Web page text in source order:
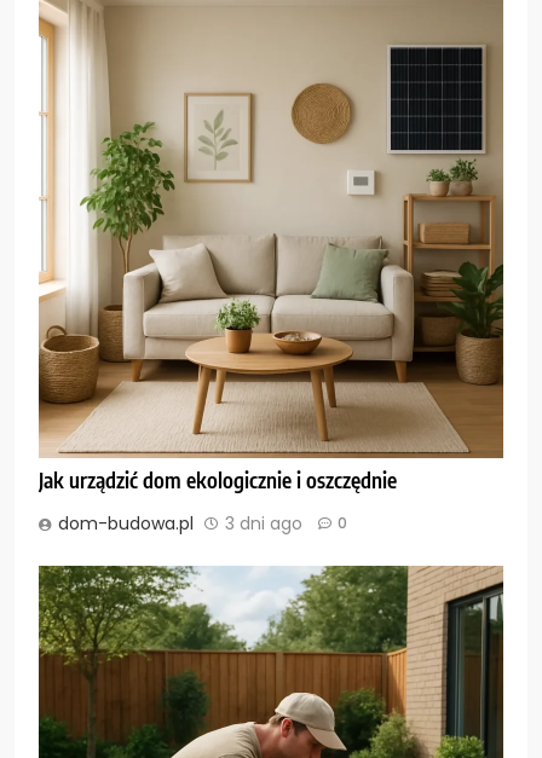
Jak urządzić dom ekologicznie i oszczędnie
dom-budowa.pl 3 dni ago 0